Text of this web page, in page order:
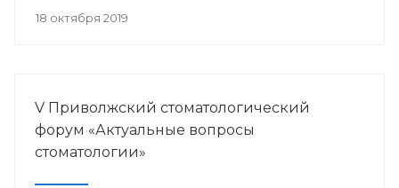
18 октября 2019
V Приволжский стоматологический
форум «Актуальные вопросы
стоматологии»